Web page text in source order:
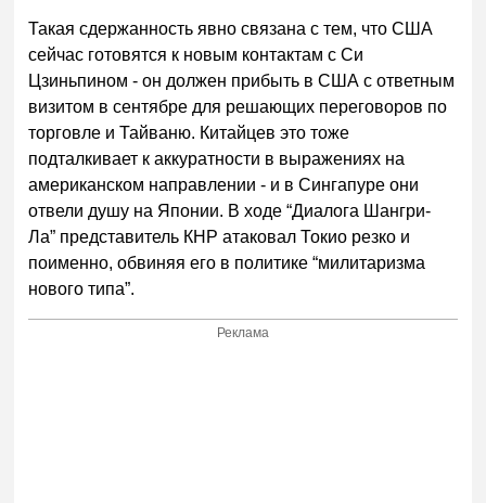
Такая сдержанность явно связана с тем, что США
сейчас готовятся к новым контактам с Си
Цзиньпином - он должен прибыть в США с ответным
визитом в сентябре для решающих переговоров по
торговле и Тайваню. Китайцев это тоже
подталкивает к аккуратности в выражениях на
американском направлении - и в Сингапуре они
отвели душу на Японии. В ходе “Диалога Шангри-
Ла” представитель КНР атаковал Токио резко и
поименно, обвиняя его в политике “милитаризма
нового типа”.
Реклама